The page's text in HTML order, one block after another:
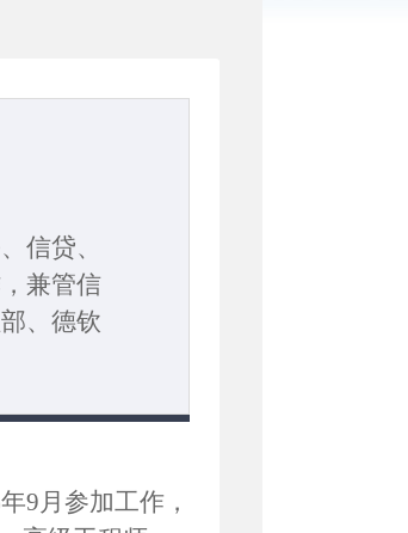
信贷、
兼管信
、德钦
9月参加工作，